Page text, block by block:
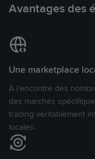
Avantages des
Une marketplace
À l’encontre des
des marchés
trading véritablement
locales.